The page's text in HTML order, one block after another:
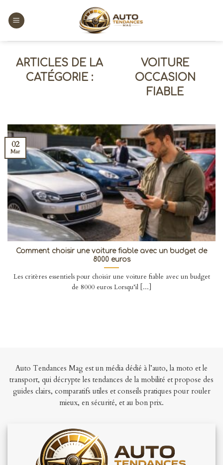
content
VOITURE
OCCASION
FIABLE
Comment choisir une voiture fiable avec un budget de
8000 euros
Les critères essentiels pour choisir une voiture fiable avec un budget
de 8000 euros Lorsqu’il [...]
02
Mar
Auto Tendances Mag est un média dédié à l’auto, la moto et le
transport, qui décrypte les tendances de la mobilité et propose des
guides clairs, comparatifs utiles et conseils pratiques pour rouler
mieux, en sécurité, et au bon prix.